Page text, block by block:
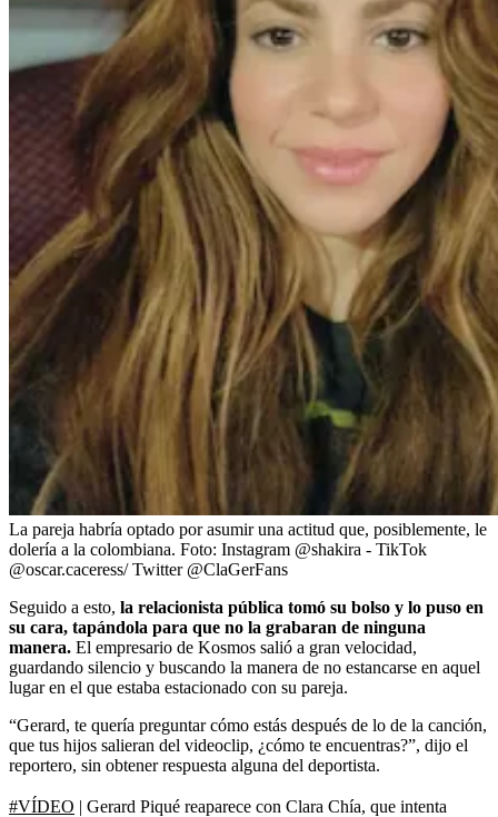
La pareja habría optado por asumir una actitud que, posiblemente, le
dolería a la colombiana. Foto: Instagram @shakira - TikTok
@oscar.caceress/ Twitter @ClaGerFans
Seguido a esto, la relacionista pública tomó su bolso y lo puso en
su cara, tapándola para que no la grabaran de ninguna
manera. El empresario de Kosmos salió a gran velocidad,
guardando silencio y buscando la manera de no estancarse en aquel
lugar en el que estaba estacionado con su pareja.
“Gerard, te quería preguntar cómo estás después de lo de la canción,
que tus hijos salieran del videoclip, ¿cómo te encuentras?”, dijo el
reportero, sin obtener respuesta alguna del deportista.
#VÍDEO | Gerard Piqué reaparece con Clara Chía, que intenta